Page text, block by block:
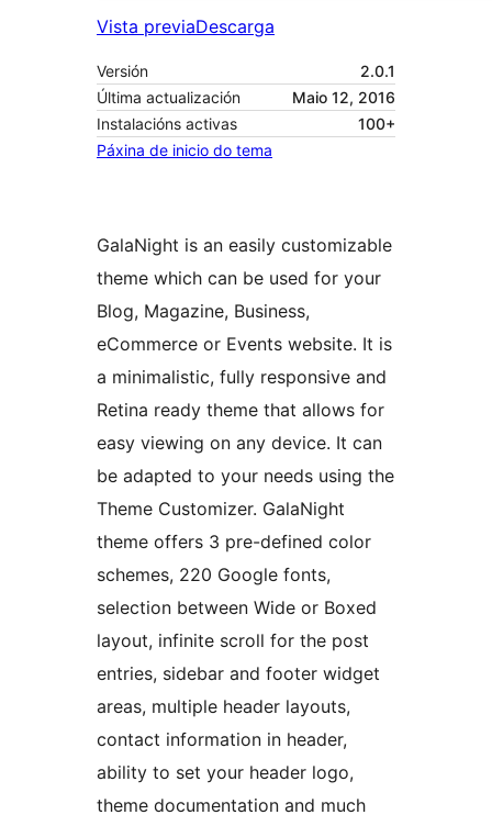
Vista previaDescarga
Versión
2.0.1
Última actualización
Maio 12, 2016
Instalacións activas
100+
Páxina de inicio do tema
GalaNight is an easily customizable
theme which can be used for your
Blog, Magazine, Business,
eCommerce or Events website. It is
a minimalistic, fully responsive and
Retina ready theme that allows for
easy viewing on any device. It can
be adapted to your needs using the
Theme Customizer. GalaNight
theme offers 3 pre-defined color
schemes, 220 Google fonts,
selection between Wide or Boxed
layout, infinite scroll for the post
entries, sidebar and footer widget
areas, multiple header layouts,
contact information in header,
ability to set your header logo,
theme documentation and much